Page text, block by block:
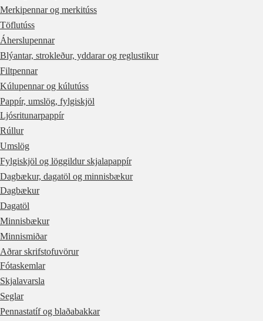
Merkipennar og merkitúss
Töflutúss
Áherslupennar
Blýantar, strokleður, yddarar og reglustikur
Filtpennar
Kúlupennar og kúlutúss
Pappír, umslög, fylgiskjöl
Ljósritunarpappír
Rúllur
Umslög
Fylgiskjöl og löggildur skjalapappír
Dagbækur, dagatöl og minnisbækur
Dagbækur
Dagatöl
Minnisbækur
Minnismiðar
Aðrar skrifstofuvörur
Fótaskemlar
Skjalavarsla
Seglar
Pennastatíf og blaðabakkar